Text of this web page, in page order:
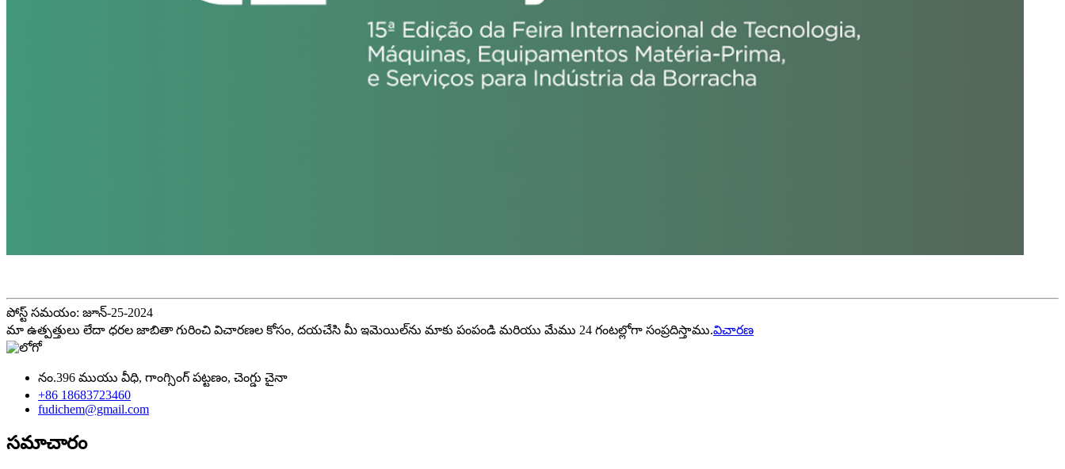
పోస్ట్ సమయం: జూన్-25-2024
మా ఉత్పత్తులు లేదా ధరల జాబితా గురించి విచారణల కోసం, దయచేసి మీ ఇమెయిల్‌ను మాకు పంపండి మరియు మేము 24 గంటల్లోగా సంప్రదిస్తాము.విచారణ
నం.396 ముయు వీధి, గాంగ్సింగ్ పట్టణం, చెంగ్డు చైనా
+86 18683723460
fudichem@gmail.com
సమాచారం